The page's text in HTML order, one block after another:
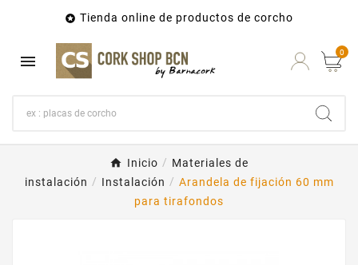
 Tienda online de productos de corcho
 0
Inicio
Materiales de
instalación
Instalación
Arandela de fijación 60 mm
para tirafondos